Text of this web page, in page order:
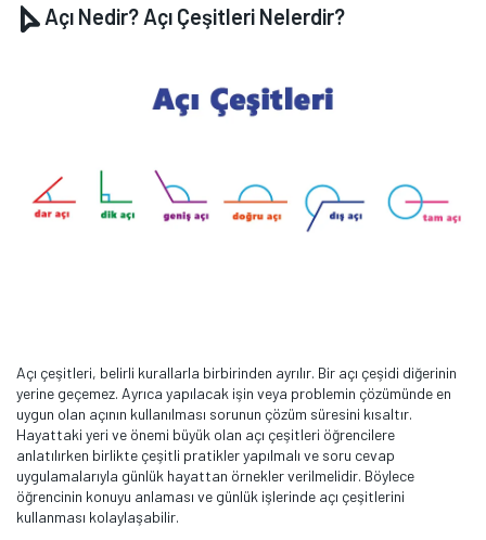
Açı Nedir? Açı Çeşitleri Nelerdir?
Açı çeşitleri, belirli kurallarla birbirinden ayrılır. Bir açı çeşidi diğerinin
yerine geçemez. Ayrıca yapılacak işin veya problemin çözümünde en
uygun olan açının kullanılması sorunun çözüm süresini kısaltır.
Hayattaki yeri ve önemi büyük olan açı çeşitleri öğrencilere
anlatılırken birlikte çeşitli pratikler yapılmalı ve soru cevap
uygulamalarıyla günlük hayattan örnekler verilmelidir. Böylece
öğrencinin konuyu anlaması ve günlük işlerinde açı çeşitlerini
kullanması kolaylaşabilir.